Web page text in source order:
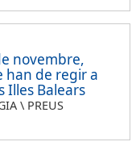
novembre,
han de regir a
Illes Balears
\ PREUS